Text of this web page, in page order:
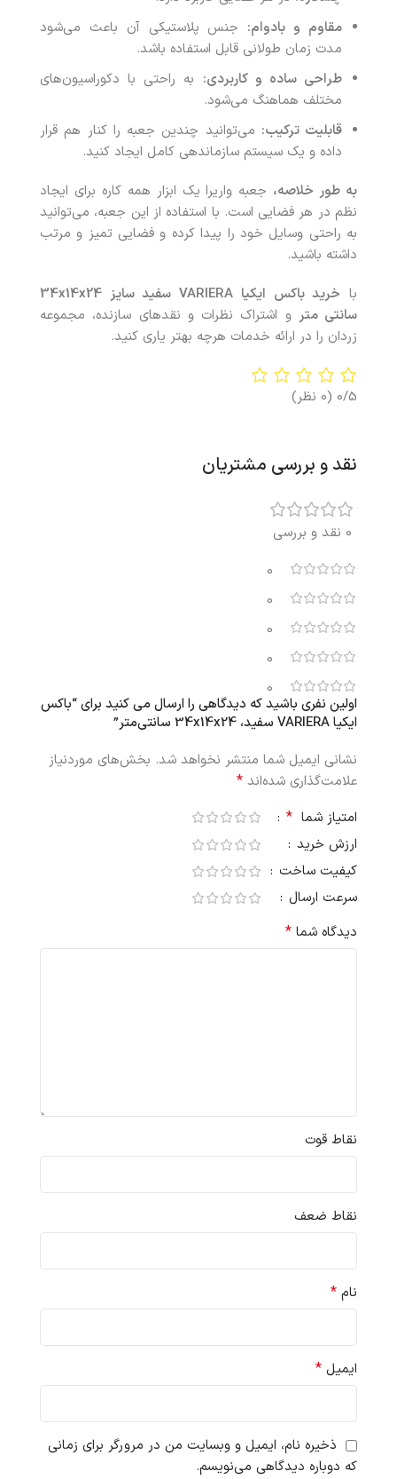
مقاوم و بادوام: جنس پلاستیکی آن باعث می‌شود
مدت زمان طولانی قابل استفاده باشد.
طراحی ساده و کاربردی: به راحتی با دکوراسیون‌های
مختلف هماهنگ می‌شود.
قابلیت ترکیب: می‌توانید چندین جعبه را کنار هم قرار
داده و یک سیستم سازماندهی کامل ایجاد کنید.
به طور خلاصه، جعبه واریرا یک ابزار همه کاره برای ایجاد
نظم در هر فضایی است. با استفاده از این جعبه، می‌توانید
به راحتی وسایل خود را پیدا کرده و فضایی تمیز و مرتب
داشته باشید.
با
خرید باکس ایکیا VARIERA سفید سایز 34x14x24
سانتی متر و اشتراک نظرات و نقدهای سازنده، مجموعه
زردان را در ارائه خدمات هرچه بهتر یاری کنید.
0/5 (0 نظر)
نقد و بررسی مشتریان
0 نقد و بررسی
0
0
0
0
0
اولین نفری باشید که دیدگاهی را ارسال می کنید برای “باکس
ایکیا VARIERA سفید، 34x14x24 سانتی‌متر”
نشانی ایمیل شما منتشر نخواهد شد. بخش‌های موردنیاز
علامت‌گذاری شده‌اند *
امتیاز شما *
ارزش خرید
کیفیت ساخت
سرعت ارسال
دیدگاه شما *
نقاط قوت
نقاط ضعف
نام *
ایمیل *
ذخیره نام، ایمیل و وبسایت من در مرورگر برای زمانی
که دوباره دیدگاهی می‌نویسم.